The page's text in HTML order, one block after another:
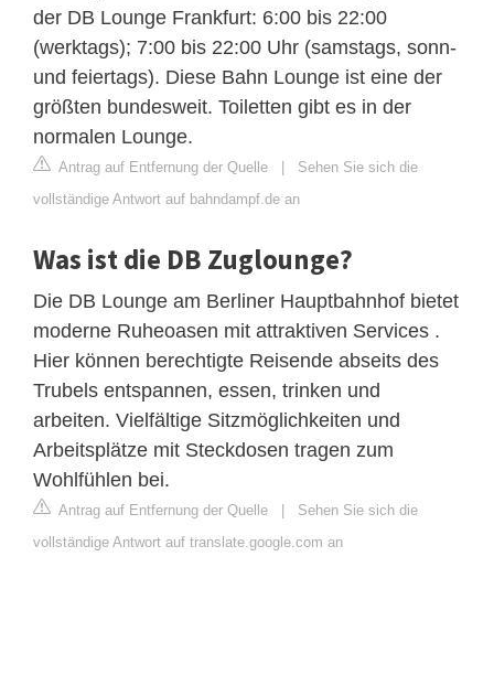
der DB Lounge Frankfurt: 6:00 bis 22:00
(werktags); 7:00 bis 22:00 Uhr (samstags, sonn-
und feiertags). Diese Bahn Lounge ist eine der
größten bundesweit. Toiletten gibt es in der
normalen Lounge.
Antrag auf Entfernung der Quelle | Sehen Sie sich die
vollständige Antwort auf bahndampf.de an
Was ist die DB Zuglounge?
Die DB Lounge am Berliner Hauptbahnhof bietet
moderne Ruheoasen mit attraktiven Services .
Hier können berechtigte Reisende abseits des
Trubels entspannen, essen, trinken und
arbeiten. Vielfältige Sitzmöglichkeiten und
Arbeitsplätze mit Steckdosen tragen zum
Wohlfühlen bei.
Antrag auf Entfernung der Quelle | Sehen Sie sich die
vollständige Antwort auf translate.google.com an